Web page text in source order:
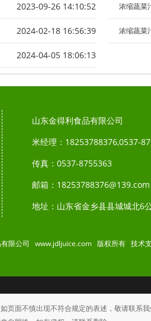
2023-09-26 14:10:52 浓缩蔬菜
2024-02-18 16:56:39 浓缩蔬菜
2024-04-05 18:06:13
山东金得利食品有限公司
米经理：18253788376,0537-
传真：0537-8755363
邮箱：18253788376@139.com
地址：山东省金乡县县城城北6
限公司 www.jdljuice.com 版权所有 技术支
面不慎出现不符合规定的表述，敬请联系